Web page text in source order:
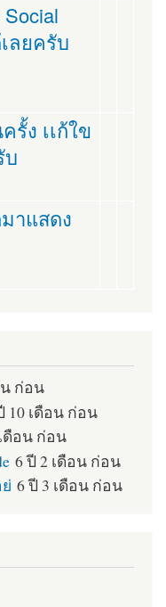
ลยครับ
ง เเก้ใข
บ
าแสดง
น ก่อน
10 เดือน ก่อน
ดือน ก่อน
6 ปี 2 เดือน ก่อน
6 ปี 3 เดือน ก่อน